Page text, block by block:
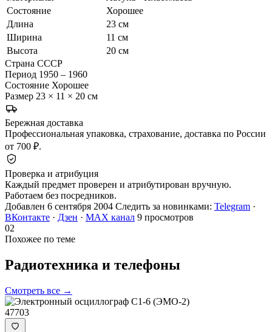
Состояние
Хорошее
Длина
23 см
Ширина
11 см
Высота
20 см
Страна СССР
Период 1950 – 1960
Состояние Хорошее
Размер 23 × 11 × 20 см
Бережная доставка
Профессиональная упаковка, страхование, доставка по России
от 700 ₽.
Проверка и атрибуция
Каждый предмет проверен и атрибутирован вручную.
Работаем без посредников.
Добавлен 6 сентября 2004 Следить за новинками: Telegram ·
ВКонтакте · Дзен · MAX канал 9 просмотров
02
Похожее по теме
Радиотехника и телефоны
Смотреть все →
47703